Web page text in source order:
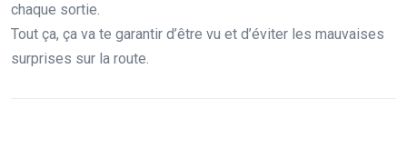
chaque sortie.
Tout ça, ça va te garantir d’être vu et d’éviter les mauvaises
surprises sur la route.